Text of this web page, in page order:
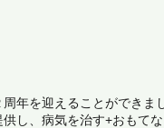
周年を迎えることができ
し、病気を治す+おもて